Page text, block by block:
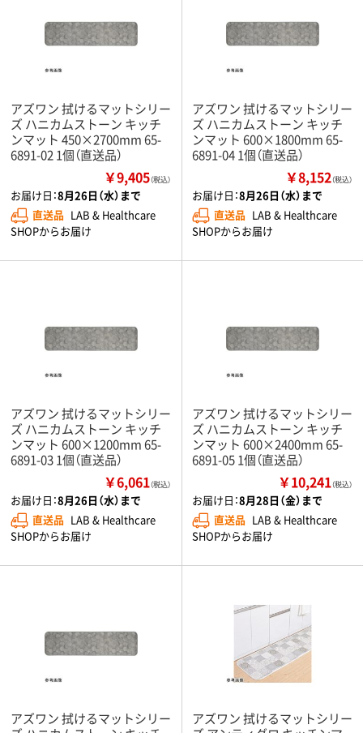
アズワン 拭けるマットシリー
ズ ハニカムストーン キッチ
ンマット 450×2700mm 65-
6891-02 1個（直送品）
￥9,405（税込）
お届け日：8月26日（水）まで
直送品 LAB & Healthcare
SHOPからお届け
アズワン 拭けるマットシリー
ズ ハニカムストーン キッチ
ンマット 600×1800mm 65-
6891-04 1個（直送品）
￥8,152（税込）
お届け日：8月26日（水）まで
直送品 LAB & Healthcare
SHOPからお届け
アズワン 拭けるマットシリー
ズ ハニカムストーン キッチ
ンマット 600×1200mm 65-
6891-03 1個（直送品）
￥6,061（税込）
お届け日：8月26日（水）まで
直送品 LAB & Healthcare
SHOPからお届け
アズワン 拭けるマットシリー
ズ ハニカムストーン キッチ
ンマット 600×2400mm 65-
6891-05 1個（直送品）
￥10,241（税込）
お届け日：8月28日（金）まで
直送品 LAB & Healthcare
SHOPからお届け
アズワン 拭けるマットシリー
アズワン 拭けるマットシリー